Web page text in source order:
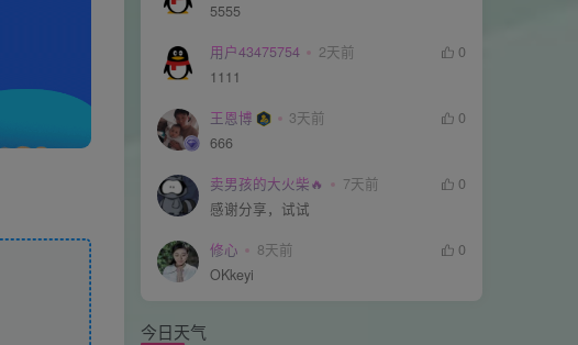
5555
用户43475754 2天前
0
1111
王恩博 3天前
0
666
卖男孩的大火柴🔥 7天前
0
感谢分享，试试
修心 8天前
0
OKkeyi
今日天气